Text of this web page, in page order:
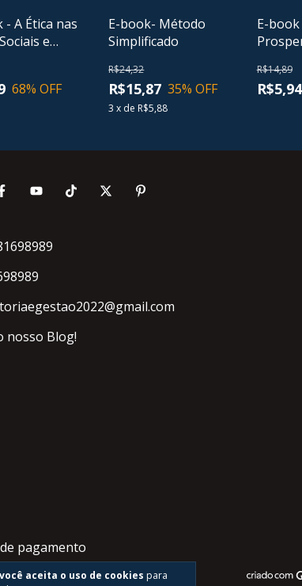
você aceita o uso de cookies para
- A Ética nas
e
Digital
68% OFF
E-book- Método
Simplificado
R$15,87
R$24,32
35% OFF
3 x de R$5,88
E-book
Deus
R$5,94
R$14,89
nosso Blog!
pagamento